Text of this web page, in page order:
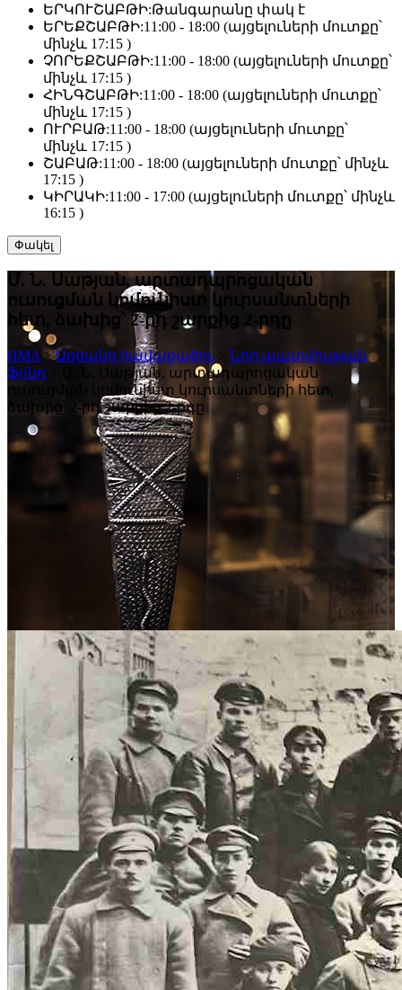
ԵՐԿՈՒՇԱԲԹԻ:Թանգարանը փակ է
ԵՐԵՔՇԱԲԹԻ:11:00 - 18:00 (այցելուների մուտքը՝
մինչև 17:15 )
ՉՈՐԵՔՇԱԲԹԻ:11:00 - 18:00 (այցելուների մուտքը՝
մինչև 17:15 )
ՀԻՆԳՇԱԲԹԻ:11:00 - 18:00 (այցելուների մուտքը՝
մինչև 17:15 )
ՈՒՐԲԱԹ:11:00 - 18:00 (այցելուների մուտքը՝
մինչև 17:15 )
ՇԱԲԱԹ:11:00 - 18:00 (այցելուների մուտքը՝ մինչև
17:15 )
ԿԻՐԱԿԻ:11:00 - 17:00 (այցելուների մուտքը՝ մինչև
16:15 )
Փակել
Մ. Ն. Սաթյան, արտադպրոցական
ուսուցման կոմունիստ կուրսանտների
հետ, ձախից՝ 2-րդ շարքից 2-րդը
HMA>Առցանց հավաքածու > Նոր պատմության
ֆոնդ
Մ. Ն. Սաթյան, արտադպրոցական
ուսուցման կոմունիստ կուրսանտների հետ,
ձախից՝ 2-րդ շարքից 2-րդը